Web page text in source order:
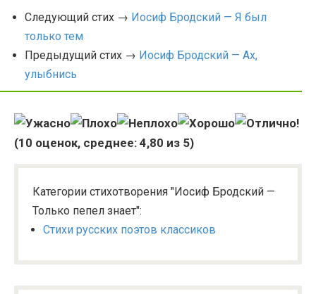
Следующий стих → Иосиф Бродский — Я был
только тем
Предыдущий стих → Иосиф Бродский — Ах,
улыбнись
(10 оценок, среднее: 4,80 из 5)
Категории стихотворения "Иосиф Бродский —
Только пепел знает":
Стихи русских поэтов классиков